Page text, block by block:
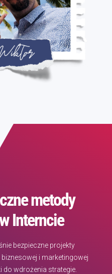
metody
Interncie
bezpieczne projekty
i marketingowej
do wdrożenia strategie.